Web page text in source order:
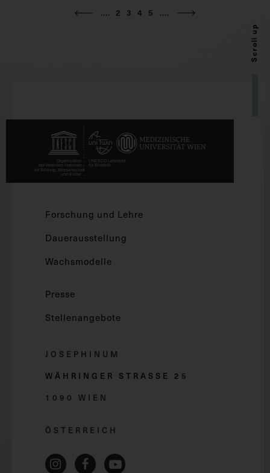
.... 2 3 4 5 ....
Scroll up
Forschung und Lehre
Dauerausstellung
Wachsmodelle
Presse
Stellenangebote
JOSEPHINUM
WÄHRINGER STRASSE 2 5
1090 WIEN
ÖSTERREICH